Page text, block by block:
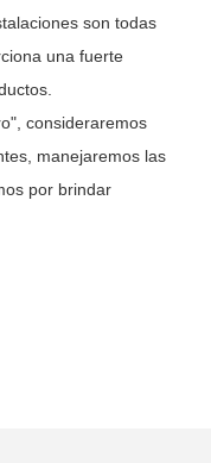
son todas
una fuerte
consideraremos
manejaremos las
por brindar